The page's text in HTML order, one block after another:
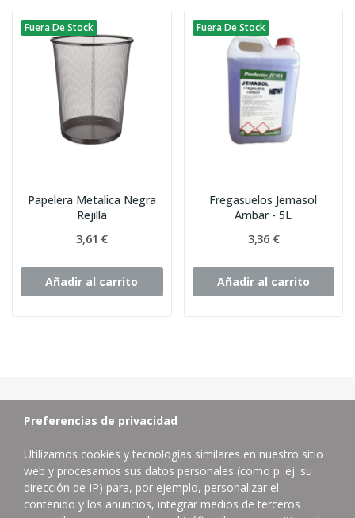
Fuera De Stock
Papelera Metalica Negra
Rejilla
3,61 €
Añadir al carrito
Fuera De Stock
Fregasuelos Jemasol
Ambar - 5L
3,36 €
Añadir al carrito
Preferencias de privacidad
Utilizamos cookies y tecnologías similares en nuestro sitio
web y procesamos sus datos personales (como p. ej. su
dirección de IP) para, por ejemplo, personalizar el
contenido y los anuncios, integrar medios de terceros